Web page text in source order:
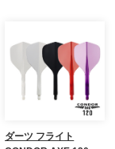
ダーツ フライト